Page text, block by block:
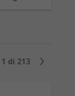
1 di 213